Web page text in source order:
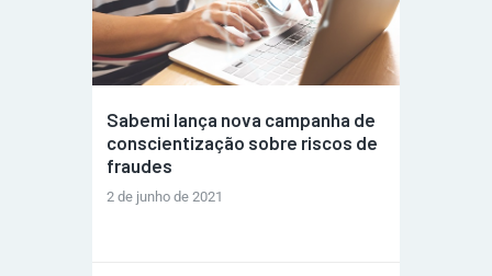
Sabemi lança nova campanha de
conscientização sobre riscos de
fraudes
2 de junho de 2021